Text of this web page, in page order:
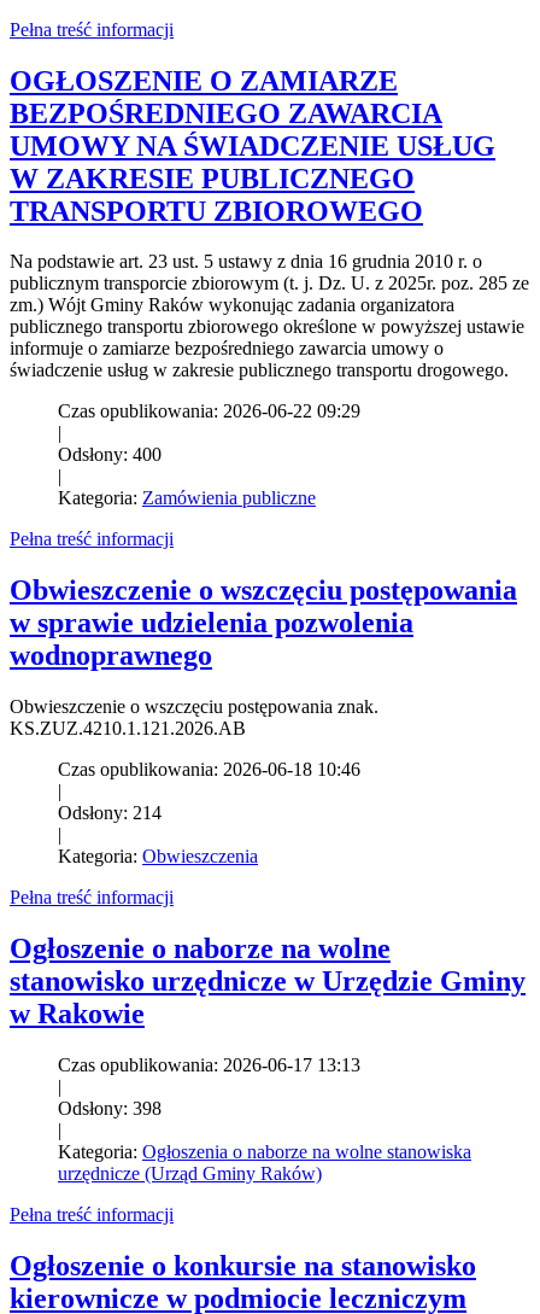
Pełna treść informacji
OGŁOSZENIE O ZAMIARZE
BEZPOŚREDNIEGO ZAWARCIA
UMOWY NA ŚWIADCZENIE USŁUG
W ZAKRESIE PUBLICZNEGO
TRANSPORTU ZBIOROWEGO
Na podstawie art. 23 ust. 5 ustawy z dnia 16 grudnia 2010 r. o
publicznym transporcie zbiorowym (t. j. Dz. U. z 2025r. poz. 285 ze
zm.) Wójt Gminy Raków wykonując zadania organizatora
publicznego transportu zbiorowego określone w powyższej ustawie
informuje o zamiarze bezpośredniego zawarcia umowy o
świadczenie usług w zakresie publicznego transportu drogowego.
Czas opublikowania: 2026-06-22 09:29
|
Odsłony: 400
|
Kategoria: Zamówienia publiczne
Pełna treść informacji
Obwieszczenie o wszczęciu postępowania
w sprawie udzielenia pozwolenia
wodnoprawnego
Obwieszczenie o wszczęciu postępowania znak.
KS.ZUZ.4210.1.121.2026.AB
Czas opublikowania: 2026-06-18 10:46
|
Odsłony: 214
|
Kategoria: Obwieszczenia
Pełna treść informacji
Ogłoszenie o naborze na wolne
stanowisko urzędnicze w Urzędzie Gminy
w Rakowie
Czas opublikowania: 2026-06-17 13:13
|
Odsłony: 398
|
Kategoria: Ogłoszenia o naborze na wolne stanowiska
urzędnicze (Urząd Gminy Raków)
Pełna treść informacji
Ogłoszenie o konkursie na stanowisko
kierownicze w podmiocie leczniczym